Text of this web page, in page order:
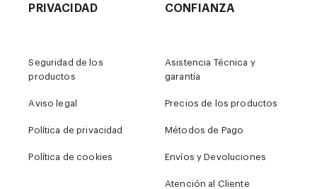
PRIVACIDAD
Seguridad de los
productos
Aviso legal
Política de privacidad
Política de cookies
CONFIANZA
Asistencia Técnica y
garantía
Precios de los productos
Métodos de Pago
Envíos y Devoluciones
Atención al Cliente